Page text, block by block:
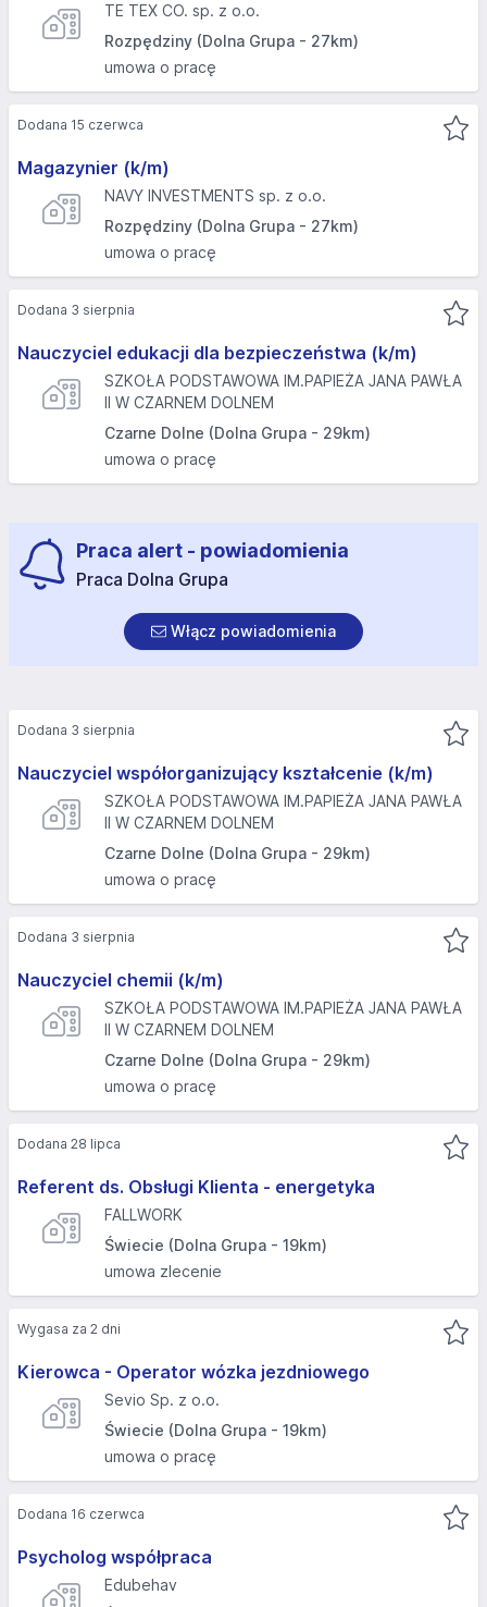
TE TEX CO. sp. z o.o.
Rozpędziny (Dolna Grupa - 27km)
umowa o pracę
Magazynier (k/m)
NAVY INVESTMENTS sp. z o.o.
Rozpędziny (Dolna Grupa - 27km)
umowa o pracę
Dodana 15 czerwca
Nauczyciel edukacji dla bezpieczeństwa (k/m)
SZKOŁA PODSTAWOWA IM.PAPIEŻA JANA PAWŁA
II W CZARNEM DOLNEM
Czarne Dolne (Dolna Grupa - 29km)
umowa o pracę
Dodana 3 sierpnia
Praca alert - powiadomienia
Praca Dolna Grupa
Włącz powiadomienia
Nauczyciel współorganizujący kształcenie (k/m)
SZKOŁA PODSTAWOWA IM.PAPIEŻA JANA PAWŁA
II W CZARNEM DOLNEM
Czarne Dolne (Dolna Grupa - 29km)
umowa o pracę
Dodana 3 sierpnia
Nauczyciel chemii (k/m)
SZKOŁA PODSTAWOWA IM.PAPIEŻA JANA PAWŁA
II W CZARNEM DOLNEM
Czarne Dolne (Dolna Grupa - 29km)
umowa o pracę
Dodana 3 sierpnia
Referent ds. Obsługi Klienta - energetyka
FALLWORK
Świecie (Dolna Grupa - 19km)
umowa zlecenie
Dodana 28 lipca
Kierowca - Operator wózka jezdniowego
Sevio Sp. z o.o.
Świecie (Dolna Grupa - 19km)
umowa o pracę
Wygasa za 2 dni
Psycholog współpraca
Edubehav
Dodana 16 czerwca